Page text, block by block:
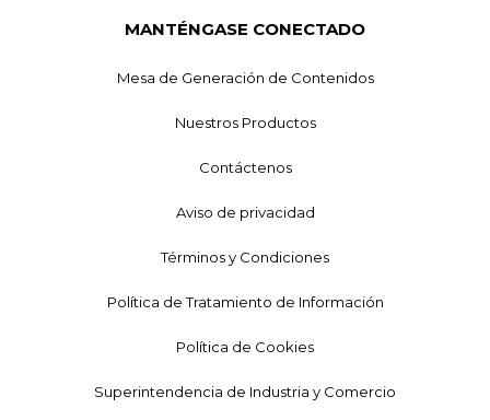
MANTÉNGASE CONECTADO
Mesa de Generación de Contenidos
Nuestros Productos
Contáctenos
Aviso de privacidad
Términos y Condiciones
Política de Tratamiento de Información
Política de Cookies
Superintendencia de Industria y Comercio